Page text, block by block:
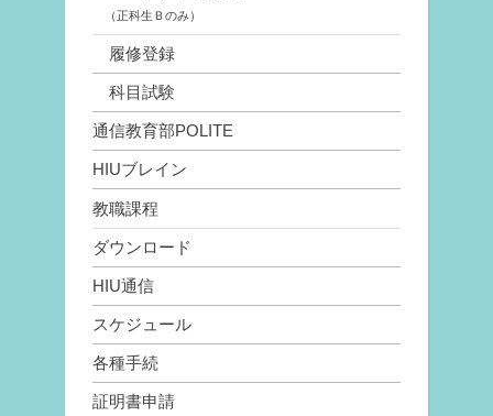
（正科生Ｂのみ）
履修登録
科目試験
通信教育部POLITE
HIUブレイン
教職課程
ダウンロード
HIU通信
スケジュール
各種手続
証明書申請